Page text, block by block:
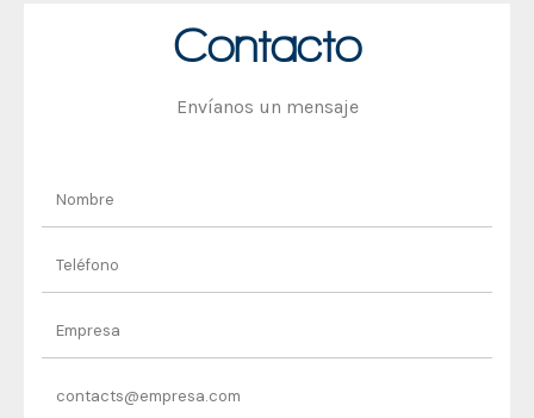
Contacto
Envíanos un mensaje